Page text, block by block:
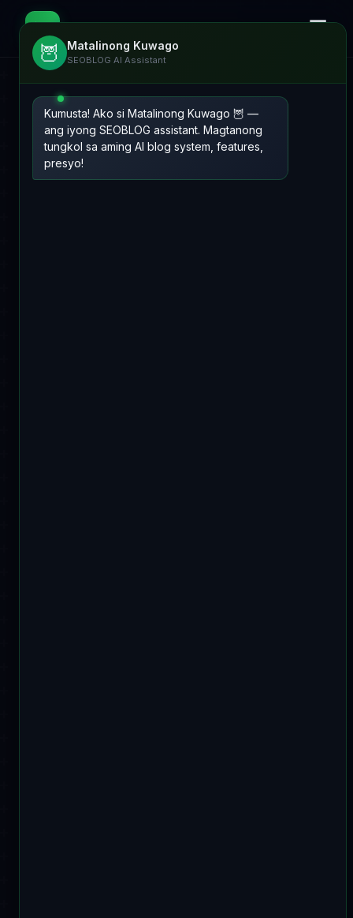
📊 SEOBLOG ☰
🦉 Matalinong Kuwago
SEOBLOG AI Assistant
Kumusta! Ako si Matalinong Kuwago 🦉 —
ang iyong SEOBLOG assistant. Magtanong
tungkol sa aming AI blog system, features,
presyo!